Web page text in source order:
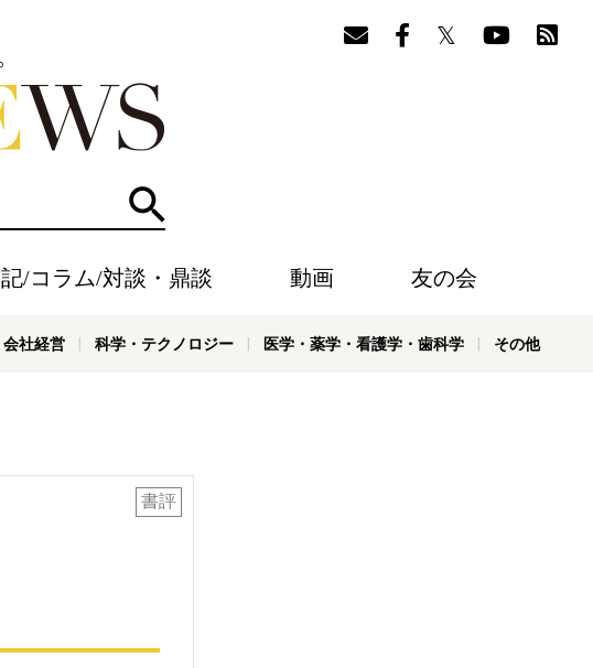
検索
/コラム/対談・鼎談 動画 友の会
社経営 科学・テクノロジー 医学・薬学・看護学・歯科学 その他
書評